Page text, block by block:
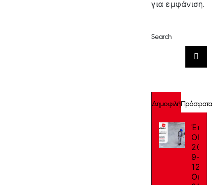
για εμφάνιση.
Search
Αναζήτηση
ΔημοφιλήΠρόσφατα
Έκθεση
2025:
9-
12